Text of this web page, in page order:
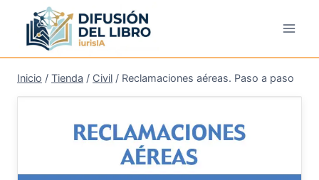
contenido
Inicio / Tienda / Civil / Reclamaciones aéreas. Paso a paso